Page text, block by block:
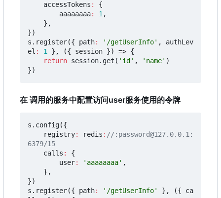
accessTokens :
{
aaaaaaaa: 1,
},
})
s . register({ path: '/getUserInfo' ,
authLev
el : 1 }, ({ session }) => {
return session. get ( 'id' , 'name' )
})
在 调用的服务中配置访问user服务使用的令牌
s . config({
registry: redis : //:password@127.0.0.1:
calls :
{
user: 'aaaaaaaa' ,
},
})
s . register({ path: '/getUserInfo' }, ({
ca